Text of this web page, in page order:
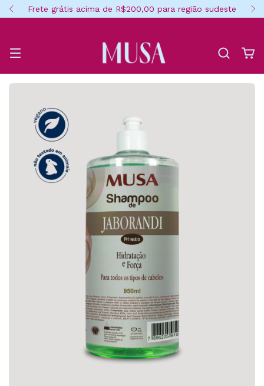
Frete grátis acima de R$200,00 para região sudeste